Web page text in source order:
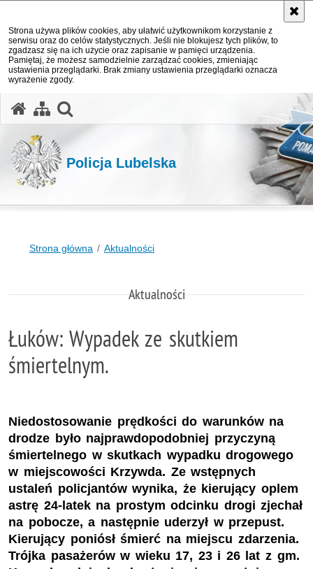
Strona używa plików cookies, aby ułatwić użytkownikom korzystanie z
serwisu oraz do celów statystycznych. Jeśli nie blokujesz tych plików, to
zgadzasz się na ich użycie oraz zapisanie w pamięci urządzenia.
Pamiętaj, że możesz samodzielnie zarządzać cookies, zmieniając
ustawienia przeglądarki. Brak zmiany ustawienia przeglądarki oznacza
wyrażenie zgody.
Policja Lubelska
Strona główna Aktualności
Aktualności
Łuków: Wypadek ze skutkiem
śmiertelnym.
Niedostosowanie prędkości do warunków na
drodze było najprawdopodobniej przyczyną
śmiertelnego w skutkach wypadku drogowego
w miejscowości Krzywda. Ze wstępnych
ustaleń policjantów wynika, że kierujący oplem
astrę 24-latek na prostym odcinku drogi zjechał
na pobocze, a następnie uderzył w przepust.
Kierujący poniósł śmierć na miejscu zdarzenia.
Trójka pasażerów w wieku 17, 23 i 26 lat z gm.